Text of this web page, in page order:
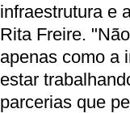
infraestrutura e
Rita Freire.
apenas como a
estar
parcerias que